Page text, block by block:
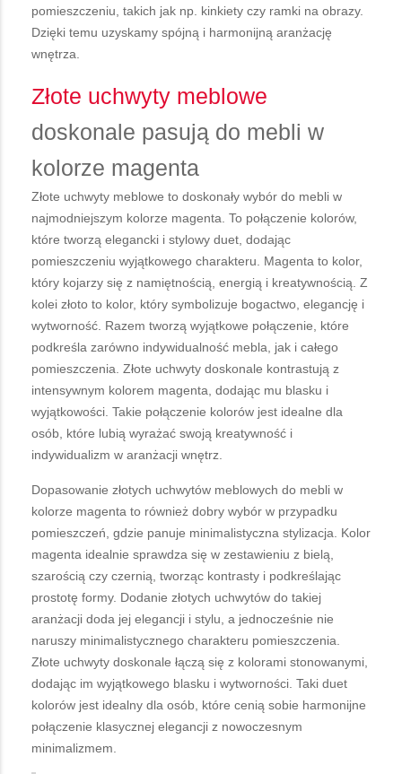
pomieszczeniu, takich jak np. kinkiety czy ramki na obrazy.
Dzięki temu uzyskamy spójną i harmonijną aranżację
wnętrza.
Złote uchwyty meblowe
doskonale pasują do mebli w
kolorze magenta
Złote uchwyty meblowe to doskonały wybór do mebli w
najmodniejszym kolorze magenta. To połączenie kolorów,
które tworzą elegancki i stylowy duet, dodając
pomieszczeniu wyjątkowego charakteru. Magenta to kolor,
który kojarzy się z namiętnością, energią i kreatywnością. Z
kolei złoto to kolor, który symbolizuje bogactwo, elegancję i
wytworność. Razem tworzą wyjątkowe połączenie, które
podkreśla zarówno indywidualność mebla, jak i całego
pomieszczenia. Złote uchwyty doskonale kontrastują z
intensywnym kolorem magenta, dodając mu blasku i
wyjątkowości. Takie połączenie kolorów jest idealne dla
osób, które lubią wyrażać swoją kreatywność i
indywidualizm w aranżacji wnętrz.
Dopasowanie złotych uchwytów meblowych do mebli w
kolorze magenta to również dobry wybór w przypadku
pomieszczeń, gdzie panuje minimalistyczna stylizacja. Kolor
magenta idealnie sprawdza się w zestawieniu z bielą,
szarością czy czernią, tworząc kontrasty i podkreślając
prostotę formy. Dodanie złotych uchwytów do takiej
aranżacji doda jej elegancji i stylu, a jednocześnie nie
naruszy minimalistycznego charakteru pomieszczenia.
Złote uchwyty doskonale łączą się z kolorami stonowanymi,
dodając im wyjątkowego blasku i wytworności. Taki duet
kolorów jest idealny dla osób, które cenią sobie harmonijne
połączenie klasycznej elegancji z nowoczesnym
minimalizmem.